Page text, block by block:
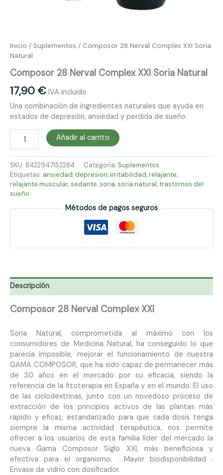
Inicio / Suplementos / Composor 28 Nerval Complex XXI Soria
Natural
Composor 28 Nerval Complex XXI Soria Natural
17,90 € IVA incluido
Una combinación de ingredientes naturales que ayuda en
estados de depresión, ansiedad y perdida de sueño.
Añadir al carrito
SKU: 8422947152284 Categoría: Suplementos
Etiquetas: ansiedad, depresion,irritabilidad,relajante,
relajante muscular,sedante,soria,soria natural,trastornos del
sueño
Métodos de pagos seguros
Descripción
Composor 28 Nerval Complex XXI
Soria Natural, comprometida al máximo con los
consumidores de Medicina Natural, ha conseguido lo que
parecía imposible, mejorar el funcionamiento de nuestra
GAMA COMPOSOR, que ha sido capaz de permanecer más
de 30 años en el mercado por su eficacia, siendo la
referencia de la fitoterapia en España y en el mundo. El uso
de las ciclodextrinas, junto con un novedoso proceso de
extracción de los principios activos de las plantas más
rápido y eficaz, estandarizado para que cada dosis tenga
siempre la misma actividad terapéutica, nos permite
ofrecer a los usuarios de esta familia líder del mercado la
nueva Gama Composor Siglo XXI, más beneficiosa y
efectiva para el organismo. · Mayor biodisponibilidad ·
Envase de vidrio con dosificador.